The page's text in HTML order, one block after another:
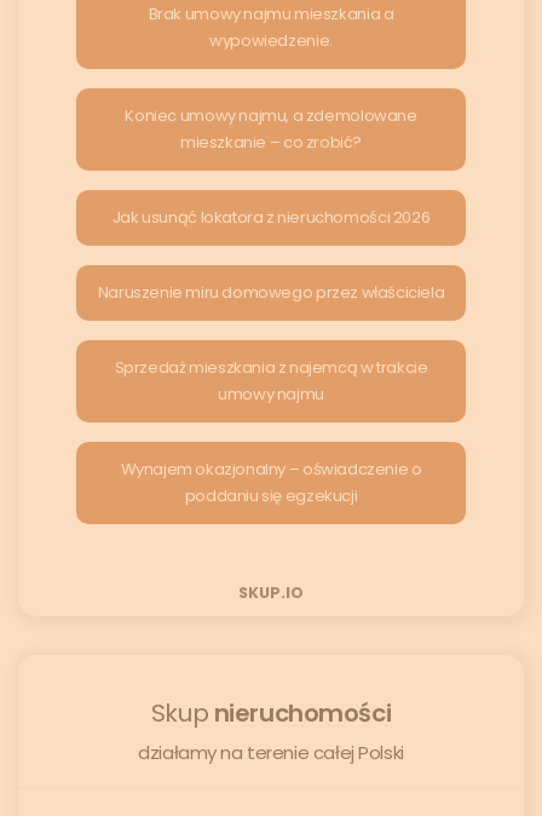
Brak umowy najmu mieszkania a
wypowiedzenie.
Koniec umowy najmu, a zdemolowane
mieszkanie – co zrobić?
Jak usunąć lokatora z nieruchomości 2026
Naruszenie miru domowego przez właściciela
Sprzedaż mieszkania z najemcą w trakcie
umowy najmu
Wynajem okazjonalny – oświadczenie o
poddaniu się egzekucji
SKUP.IO
Skup nieruchomości
działamy na terenie całej Polski